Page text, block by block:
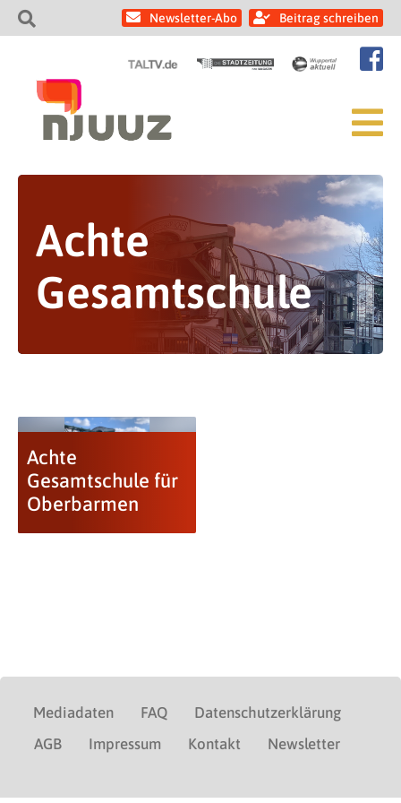
Newsletter-Abo Beitrag schreiben
Achte
Gesamtschule
Achte
Gesamtschule für
Oberbarmen
Mediadaten FAQ
Datenschutzerklärung
AGB
Impressum Kontakt Newsletter